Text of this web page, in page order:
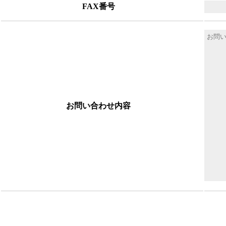
FAX番号
お問い合わせ内容